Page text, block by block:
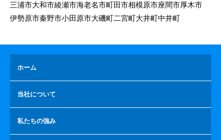
三浦市大和市綾瀬市海老名市町田市相模原市座間市厚木市
伊勢原市秦野市小田原市大磯町二宮町大井町中井町
ホーム
当社について
私たちの強み